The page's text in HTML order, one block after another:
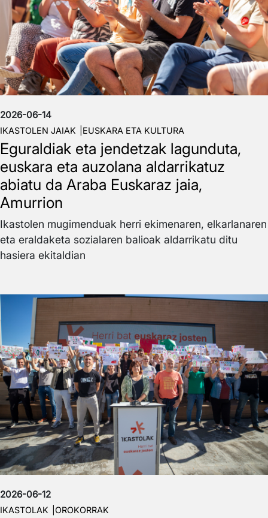
2026-06-14
IKASTOLEN JAIAK EUSKARA ETA KULTURA
Eguraldiak eta jendetzak lagunduta,
euskara eta auzolana aldarrikatuz
abiatu da Araba Euskaraz jaia,
Amurrion
Ikastolen mugimenduak herri ekimenaren, elkarlanaren
eta eraldaketa sozialaren balioak aldarrikatu ditu
hasiera ekitaldian
Irudia
2026-06-12
IKASTOLAK OROKORRAK